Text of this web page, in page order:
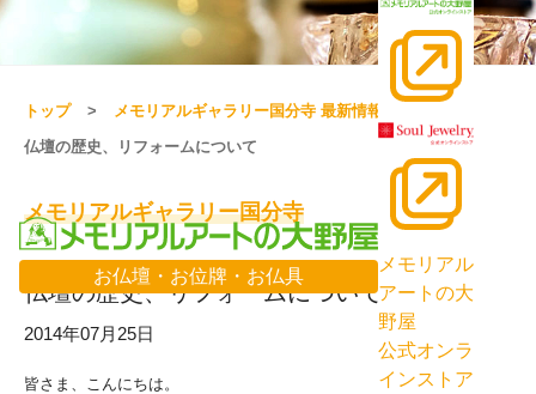
お仏壇・お位牌・お仏具
メモリアル
アートの大
野屋
公式オンラ
インストア
トップ
メモリアルギャラリー国分寺 最新情報一覧
仏壇の歴史、リフォームについて
メモリアルギャラリー国分寺
仏壇の歴史、リフォームについて
2014年07月25日
皆さま、こんにちは。